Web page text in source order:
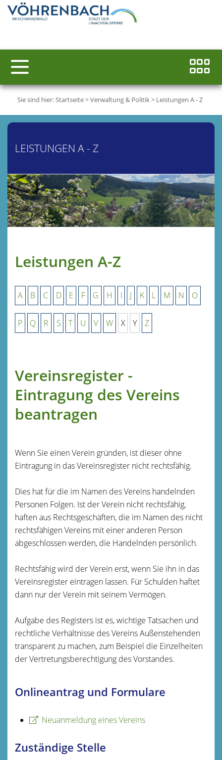
Sie sind hier:Startseite>Verwaltung & Politik> Leistungen A - Z
LEISTUNGEN A - Z
Leistungen A-Z
A B C D E F G H I J K L M N O
P Q R S T U V W X Y Z
Vereinsregister -
Eintragung des Vereins
beantragen
Wenn Sie einen Verein gründen, ist dieser ohne
Eintragung in das Vereinsregister nicht rechtsfähig.
Dies hat für die im Namen des Vereins handelnden
Personen Folgen. Ist der Verein nicht rechtsfähig,
haften aus Rechtsgeschäften, die im Namen des nicht
rechtsfähigen Vereins mit einer anderen Person
abgeschlossen werden, die Handelnden persönlich.
Rechtsfähig wird der Verein erst, wenn Sie ihn in das
Vereinsregister eintragen lassen. Für Schulden haftet
dann nur der Verein mit seinem Vermögen.
Aufgabe des Registers ist es, wichtige Tatsachen und
rechtliche Verhältnisse des Vereins Außenstehenden
transparent zu machen, zum Beispiel die Einzelheiten
der Vertretungsberechtigung des Vorstandes.
Onlineantrag und Formulare
Neuanmeldung eines Vereins
Zuständige Stelle